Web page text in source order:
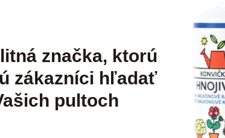
značka, ktorú
zákazníci hľadať
pultoch